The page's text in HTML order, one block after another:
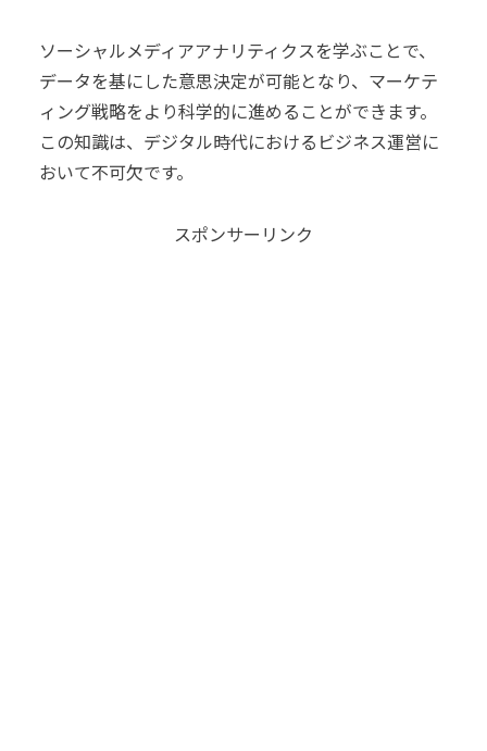
ソーシャルメディアアナリティクスを学ぶことで、
データを基にした意思決定が可能となり、マーケテ
ィング戦略をより科学的に進めることができます。
この知識は、デジタル時代におけるビジネス運営に
おいて不可欠です。
スポンサーリンク